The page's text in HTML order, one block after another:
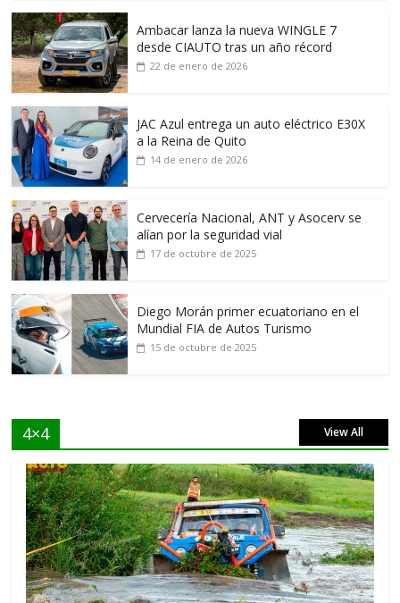
Ambacar lanza la nueva WINGLE 7
desde CIAUTO tras un año récord
22 de enero de 2026
JAC Azul entrega un auto eléctrico E30X
a la Reina de Quito
14 de enero de 2026
Cervecería Nacional, ANT y Asocerv se
alían por la seguridad vial
17 de octubre de 2025
Diego Morán primer ecuatoriano en el
Mundial FIA de Autos Turismo
15 de octubre de 2025
4×4 View All